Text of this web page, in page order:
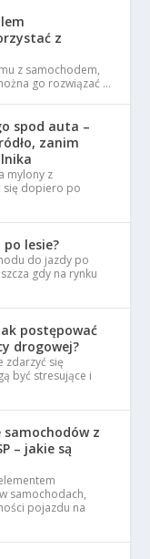
z
z samochodem,
go rozwiązać …
spod auta –
zanim
mylony z
się dopiero po
lesie?
do jazdy po
gdy na rynku
postępować
drogowej?
zdarzyć się
być stresujące i
z
– jakie są
samochodach,
pojazdu na